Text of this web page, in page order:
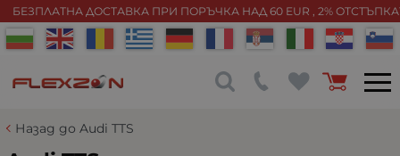
БЕЗПЛАТНА ДОСТАВКА ПРИ ПОРЪЧКА НАД 60 EUR , 2%
Назад до Audi TTS